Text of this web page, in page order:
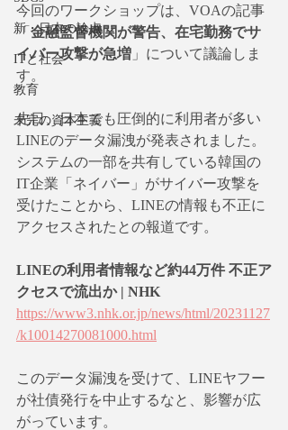
新・日本の論点
ITと社会
教育
未完の資本主義
今回のワークショップは、VOAの記事
「 金融監督機関が警告、在宅勤務でサ
イバー攻撃が急増 」について議論しま
す。
先日、日本でも圧倒的に利用者が多い
LINEのデータ漏洩が発表されました。
システムの一部を共有している韓国の
IT企業「ネイバー」がサイバー攻撃を
受けたことから、LINEの情報も不正に
アクセスされたとの報道です。
LINEの利用者情報など約44万件 不正ア
クセスで流出か | NHK
https://www3.nhk.or.jp/news/html/20231127
/k10014270081000.html
このデータ漏洩を受けて、LINEヤフー
が社債発行を中止するなと、影響が広
がっています。